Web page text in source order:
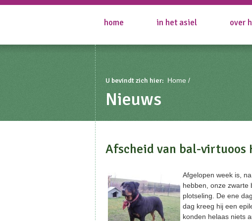
home in het asiel over
U bevindt zich hier: Home
Nieuws
Afscheid van bal-virtuoos
Afgelopen week is,
hebben, onze zwarte
plotseling. De ene
dag kreeg hij een
konden helaas niets